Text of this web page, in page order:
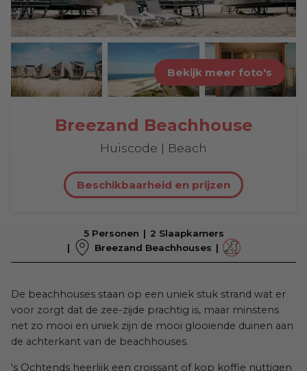
Bekijk meer foto's
Breezand Beachhouse
Huiscode | Beach
Beschikbaarheid en prijzen
5 Personen
2 Slaapkamers
Breezand Beachhouses
De beachhouses staan op een uniek stuk strand wat er
voor zorgt dat de zee-zijde prachtig is, maar minstens
net zo mooi en uniek zijn de mooi glooiende duinen aan
de achterkant van de beachhouses.
's Ochtends heerlijk een croissant of kop koffie nuttigen